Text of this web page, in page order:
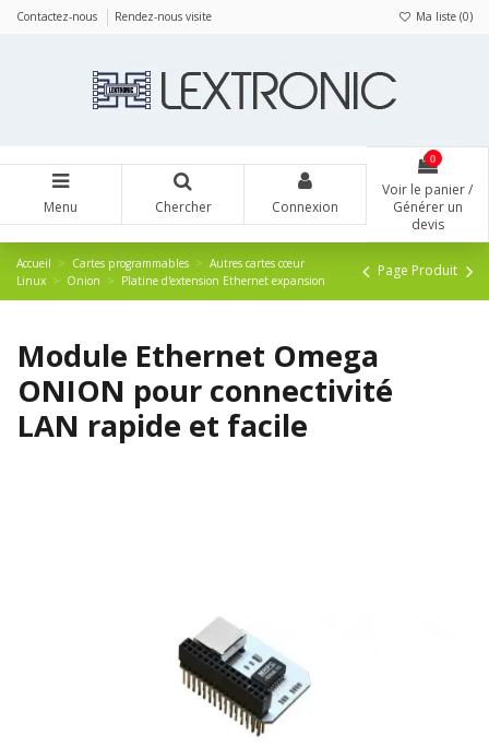
Contactez-nous Rendez-nous visite Ma liste (0)
Menu Chercher Connexion
0
Voir le panier /
Générer un
devis
Accueil Cartes programmables
Autres cartes cœur
Linux
Onion Platine d'extension Ethernet expansion
Page Produit
Module Ethernet Omega
ONION pour connectivité
LAN rapide et facile
Panneau de gestion des cookies